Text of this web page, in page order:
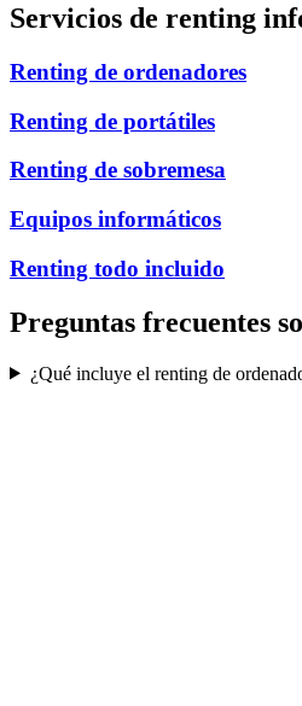
Servicios de renting
Renting de ordenadores
Renting de portátiles
Renting de sobremesa
Equipos informáticos
Renting todo incluido
Preguntas frecuentes
¿Qué incluye el renting de